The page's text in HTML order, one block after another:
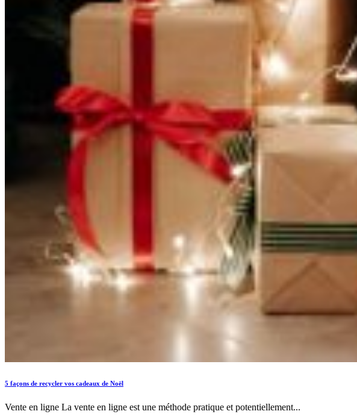
5 façons de recycler vos cadeaux de Noël
Vente en ligne La vente en ligne est une méthode pratique et potentiellement...